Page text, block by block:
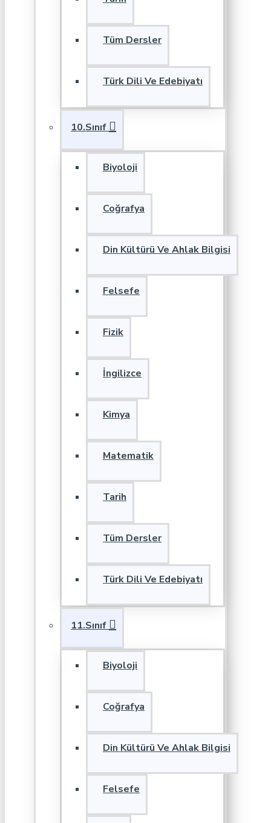
Tüm Dersler
Türk Dili Ve Edebiyatı
10.Sınıf
Biyoloji
Coğrafya
Din Kültürü Ve Ahlak Bilgisi
Felsefe
Fizik
İngilizce
Kimya
Matematik
Tarih
Tüm Dersler
Türk Dili Ve Edebiyatı
11.Sınıf
Biyoloji
Coğrafya
Din Kültürü Ve Ahlak Bilgisi
Felsefe